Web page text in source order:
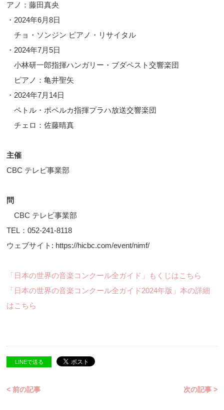
アノ：藤田真央
・2024年6月8日
チョ・ソンジン ピアノ・リサイタル
・2024年7月5日
小林研一郎指揮ハンガリー・ブダペスト交響楽団
ピアノ：亀井聖矢
・2024年7月14日
ペトル・ポペルカ指揮プラハ放送交響楽団
チェロ：佐藤晴真
主催
CBC テレビ事業部
問
CBC テレビ事業部
TEL：052-241-8118
ウェブサイト: https://hicbc.com/event/nimf/
「日本の世界の音楽コンクール全ガイド」もくじはこちら
「日本の世界の音楽コンクール全ガイド2024年版」本の詳細
はこちら
LINEで送る
< 前の記事 次の記事 >